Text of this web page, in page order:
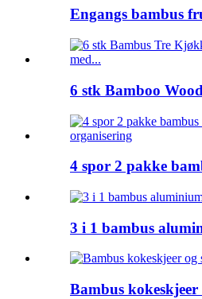
Engangs bambus
6 stk Bamboo
4 spor 2 pakke
3 i 1 bambus
Bambus kokeskjeer